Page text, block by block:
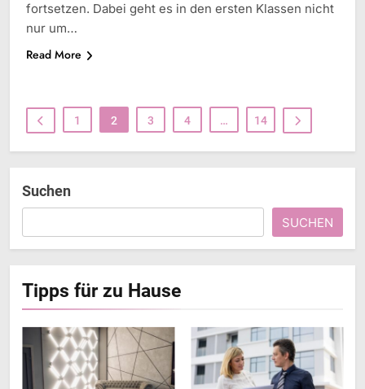
fortsetzen. Dabei geht es in den ersten Klassen nicht
nur um…
Read More
1 2 3 4 … 14
Suchen
SUCHEN
Tipps für zu Hause